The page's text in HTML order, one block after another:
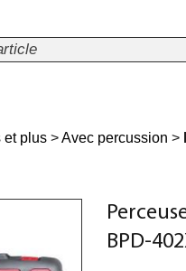
et plus >Avec percussion >
BPD-